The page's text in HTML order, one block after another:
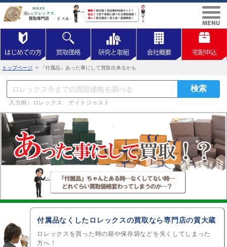
トップページ > 『付属品』あった事にして買取出来るかも
入力例）ロレックス デイトジャスト
付属品なくしたロレックスの買取なら専門店の質大蔵
ロレックスを買った時の箱や保存袋などを失くしてしまった
方へ！